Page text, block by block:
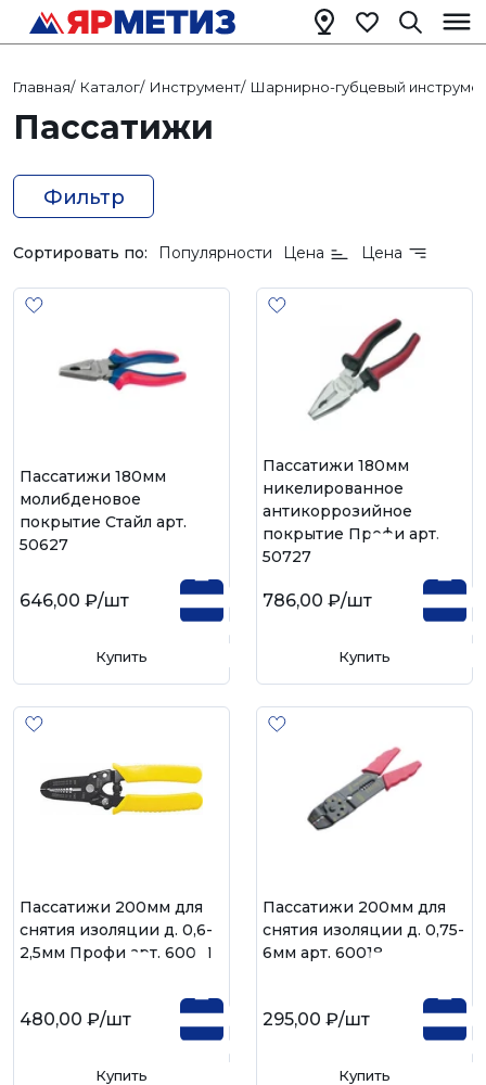
Главная/ Каталог/ Инструмент/ Шарнирно-губцевый
Пассатижи
Фильтр
Сортировать по: Популярности Цена Цена
Пассатижи 180мм
молибденовое
покрытие Стайл арт.
50627
646,00 ₽/шт
Купить
Пассатижи 180мм
никелированное
антикоррозийное
покрытие Профи арт.
50727
786,00 ₽/шт
Купить
Пассатижи 200мм для
снятия изоляции д. 0,6-
2,5мм Профи арт. 60021
480,00 ₽/шт
Купить
Пассатижи 200мм для
снятия изоляции д. 0,75-
6мм арт. 60018
295,00 ₽/шт
Купить